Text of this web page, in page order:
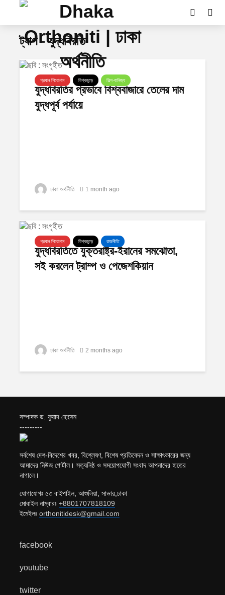
ট্যাগ - যুদ্ধবিরতি
প্রধান শিরোনাম বিশ্বজুড়ে শিল্প-বানিজ্য
যুদ্ধবিরতির প্রভাবে বিশ্ববাজারে তেলের দাম
যুদ্ধপূর্ব পর্যায়ে
ঢাকা অর্থনীতি 1 month ago
প্রধান শিরোনাম বিশ্বজুড়ে রাজনীতি
যুদ্ধবিরতিতে যুক্তরাষ্ট্র-ইরানের সমঝোতা,
সই করলেন ট্রাম্প ও পেজেশকিয়ান
ঢাকা অর্থনীতি 2 months ago
সম্পাদক ড. ফুয়াদ হোসেন
---------
সর্বশেষ দেশ-বিদেশের খবর, বিশ্লেষণ, বিশেষ প্রতিবেদন ও সাক্ষাৎকারের জন্য
আমাদের নিউজ পোর্টাল। সত্যনিষ্ঠ ও সময়োপযোগী সংবাদ আপনাদের হাতের
নাগালে।
যোগাযোগঃ ৫৩ বাইপাইল, আশুলিয়া, সাভার,ঢাকা
মোবাইল নাম্বারঃ +8801707818109
ইমেইলঃ orthonitidesk@gmail.com
facebook
youtube
twitter